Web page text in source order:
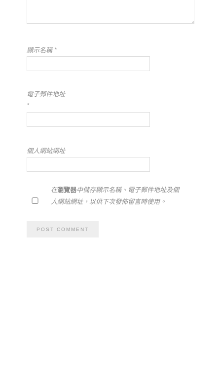
顯示名稱 *
電子郵件地址
*
個人網站網址
在瀏覽器中儲存顯示名稱、電子郵件地址及個
人網站網址，以供下次發佈留言時使用。